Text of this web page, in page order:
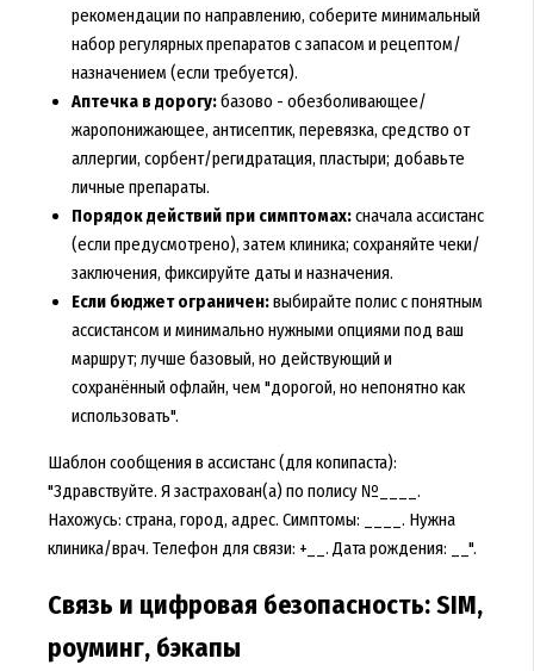
рекомендации по направлению, соберите минимальный
набор регулярных препаратов с запасом и рецептом/
назначением (если требуется).
Аптечка в дорогу:базово - обезболивающее/
жаропонижающее, антисептик, перевязка, средство от
аллергии, сорбент/регидратация, пластыри; добавьте
личные препараты.
Порядок действий при симптомах:сначала ассистанс
(если предусмотрено), затем клиника; сохраняйте чеки/
заключения, фиксируйте даты и назначения.
Если бюджет ограничен:выбирайте полис с понятным
ассистансом и минимально нужными опциями под ваш
маршрут; лучше базовый, но действующий и
сохранённый офлайн, чем "дорогой, но непонятно как
использовать".
Шаблон сообщения в ассистанс (для копипаста):
"Здравствуйте. Я застрахован(а) по полису №____.
Нахожусь: страна, город, адрес. Симптомы: ____. Нужна
клиника/врач. Телефон для связи: +__. Дата рождения: __".
Связь и цифровая безопасность: SIM,
роуминг, бэкапы